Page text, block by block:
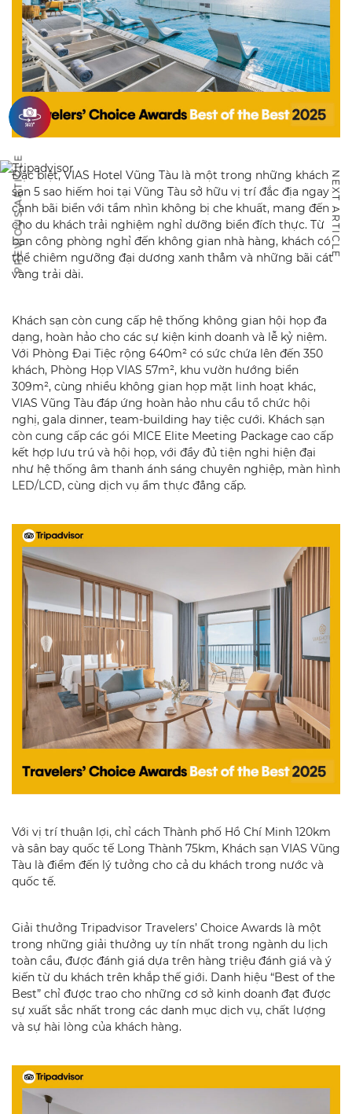
Đặc biệt, VIAS Hotel Vũng Tàu là một trong những khách
sạn 5 sao hiếm hoi tại Vũng Tàu sở hữu vị trí đắc địa ngay
cạnh bãi biển với tầm nhìn không bị che khuất, mang đến
cho du khách trải nghiệm nghỉ dưỡng biển đích thực. Từ
ban công phòng nghỉ đến không gian nhà hàng, khách có
thể chiêm ngưỡng đại dương xanh thẳm và những bãi cát
vàng trải dài.
Khách sạn còn cung cấp hệ thống không gian hội họp đa
dạng, hoàn hảo cho các sự kiện kinh doanh và lễ kỷ niệm.
Với Phòng Đại Tiệc rộng 640m² có sức chứa lên đến 350
khách, Phòng Họp VIAS 57m², khu vườn hướng biển
309m², cùng nhiều không gian họp mặt linh hoạt khác,
VIAS Vũng Tàu đáp ứng hoàn hảo nhu cầu tổ chức hội
nghị, gala dinner, team-building hay tiệc cưới. Khách sạn
còn cung cấp các gói MICE Elite Meeting Package cao cấp
kết hợp lưu trú và hội họp, với đầy đủ tiện nghi hiện đại
như hệ thống âm thanh ánh sáng chuyên nghiệp, màn hình
LED/LCD, cùng dịch vụ ẩm thực đẳng cấp.
Với vị trí thuận lợi, chỉ cách Thành phố Hồ Chí Minh 120km
và sân bay quốc tế Long Thành 75km, Khách sạn VIAS Vũng
Tàu là điểm đến lý tưởng cho cả du khách trong nước và
quốc tế.
Giải thưởng Tripadvisor Travelers’ Choice Awards là một
trong những giải thưởng uy tín nhất trong ngành du lịch
toàn cầu, được đánh giá dựa trên hàng triệu đánh giá và ý
kiến từ du khách trên khắp thế giới. Danh hiệu “Best of the
Best” chỉ được trao cho những cơ sở kinh doanh đạt được
sự xuất sắc nhất trong các danh mục dịch vụ, chất lượng
và sự hài lòng của khách hàng.
PREVIOUS ARTICLE NEXT ARTICLE